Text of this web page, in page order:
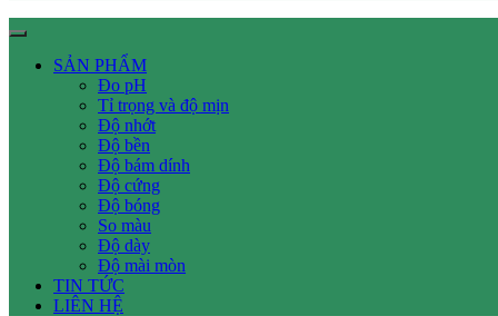
SẢN PHẨM
Đo pH
Tỉ trọng và độ mịn
Độ nhớt
Độ bền
Độ bám dính
Độ cứng
Độ bóng
So màu
Độ dày
Độ mài mòn
TIN TỨC
LIÊN HỆ